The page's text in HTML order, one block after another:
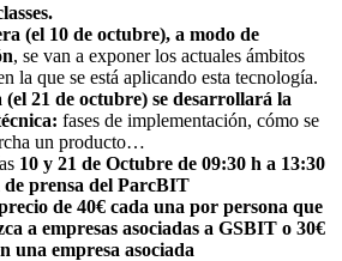
(el 10 de octubre), a modo de
, se van a exponer los actuales ámbitos
la que se está aplicando esta tecnología.
(el 21 de octubre) se desarrollará la
fases de implementación, cómo se
un producto…
10 y 21 de Octubre de 09:30 h a 13:30
de prensa del ParcBIT
de 40€ cada una por persona que
a empresas asociadas a GSBIT o 30€
una empresa asociada